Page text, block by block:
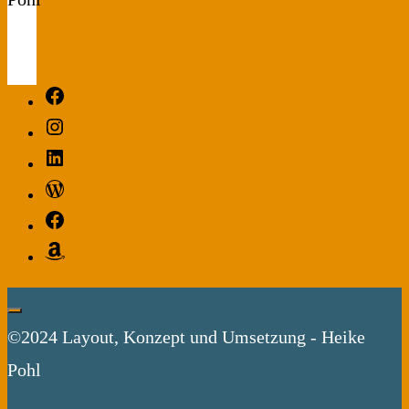
©2024 Layout, Konzept und Umsetzung - Heike
Pohl